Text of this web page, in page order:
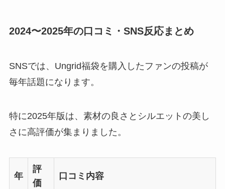
2024〜2025年の口コミ・SNS反応まとめ
SNSでは、Ungrid福袋を購入したファンの投稿が
毎年話題になります。
特に2025年版は、素材の良さとシルエットの美し
さに高評価が集まりました。
年
評
価
口コミ内容